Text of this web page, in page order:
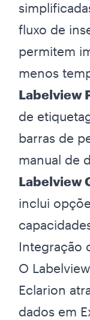
fluxo de
permitem
menos
Labelview
de
barras de
manual de
Labelview
inclui
Integração
O
Eclarion
dados em